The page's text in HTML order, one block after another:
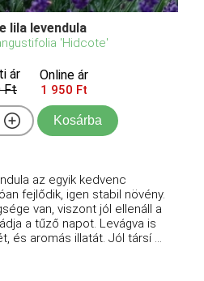
lila levendula
'Hidcote'
ár
Ft
Online ár
1 950 Ft
Kosárba
az egyik kedvenc
fejlődik, igen stabil növény.
van, viszont jól ellenáll a
a tűző napot. Levágva is
és aromás illatát. Jól társí ...